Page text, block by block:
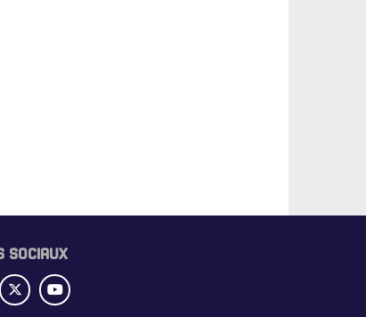
SOCIAUX